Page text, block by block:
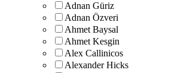
Adnan Güriz
Adnan Özveri
Ahmet Baysal
Ahmet Kesgin
Alex Callinicos
Alexander Hicks